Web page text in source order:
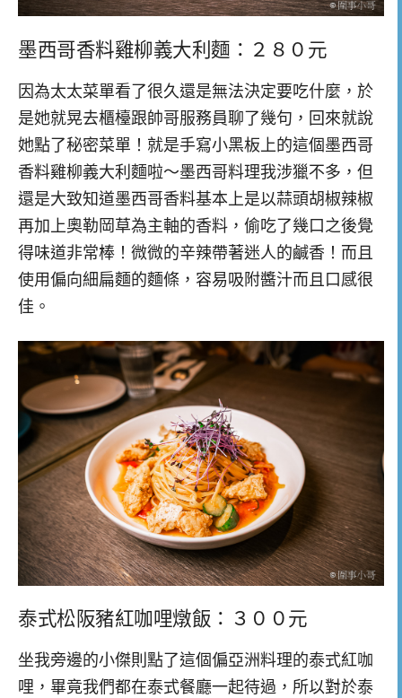
墨西哥香料雞柳義大利麵：２８０元
因為太太菜單看了很久還是無法決定要吃什麼，於
是她就晃去櫃檯跟帥哥服務員聊了幾句，回來就說
她點了秘密菜單！就是手寫小黑板上的這個墨西哥
香料雞柳義大利麵啦～墨西哥料理我涉獵不多，但
還是大致知道墨西哥香料基本上是以蒜頭胡椒辣椒
再加上奧勒岡草為主軸的香料，偷吃了幾口之後覺
得味道非常棒！微微的辛辣帶著迷人的鹹香！而且
使用偏向細扁麵的麵條，容易吸附醬汁而且口感很
佳。
泰式松阪豬紅咖哩燉飯：３００元
坐我旁邊的小傑則點了這個偏亞洲料理的泰式紅咖
哩，畢竟我們都在泰式餐廳一起待過，所以對於泰